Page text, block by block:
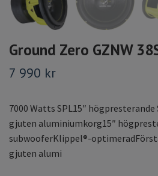
Ground Zero GZNW
7 990 kr
7000 Watts SPL15″
gjuten aluminiumkorg15″
subwooferKlippel®-
gjuten alumi